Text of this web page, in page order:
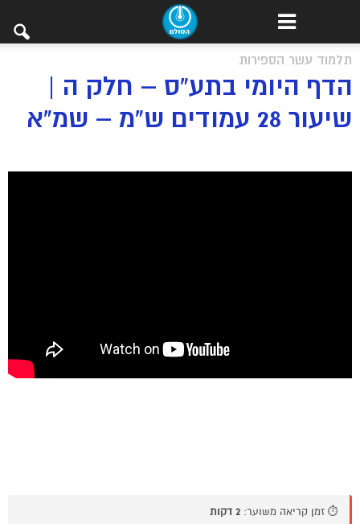
תלמוד עשר הספירות
הדף היומי בתע”ס – חלק ה |
שיעור 28 עמודים ש”מ – שמ”א
⏱️ זמן קריאה משוער: 2 דקות